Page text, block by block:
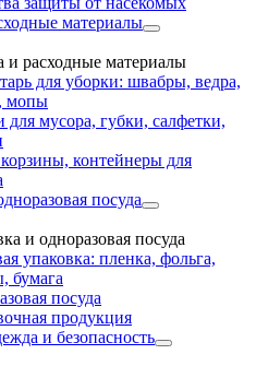
материалы
и расходные материалы
для уборки: швабры, ведра,
мопы
мусора, губки, салфетки,
контейнеры для
посуда
и одноразовая посуда
упаковка: пленка, фольга,
бумага
посуда
продукция
и безопасность